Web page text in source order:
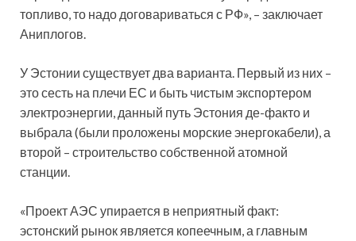
топливо, то надо договариваться с РФ», – заключает
Аниплогов.
У Эстонии существует два варианта. Первый из них –
это сесть на плечи ЕС и быть чистым экспортером
электроэнергии, данный путь Эстония де-факто и
выбрала (были проложены морские энергокабели), а
второй – строительство собственной атомной
станции.
«Проект АЭС упирается в неприятный факт:
эстонский рынок является копеечным, а главным